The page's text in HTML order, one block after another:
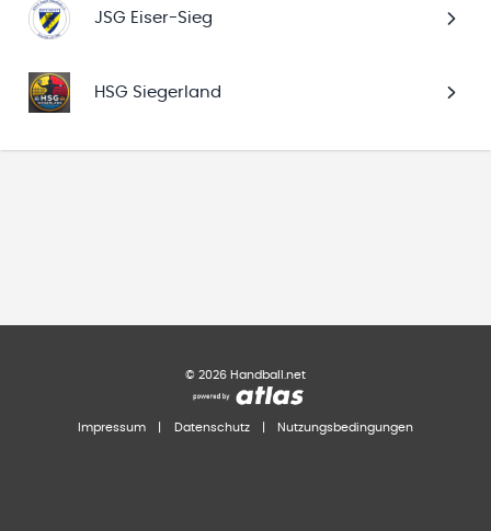
JSG Eiser-Sieg
HSG Siegerland
© 2026 Handball.net
Impressum Datenschutz Nutzungsbedingungen